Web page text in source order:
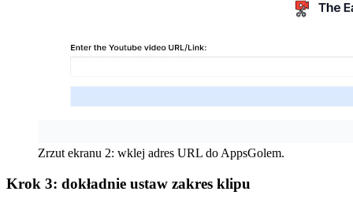
Zrzut ekranu 2: wklej adres URL do AppsGolem.
Krok 3: dokładnie ustaw zakres klipu